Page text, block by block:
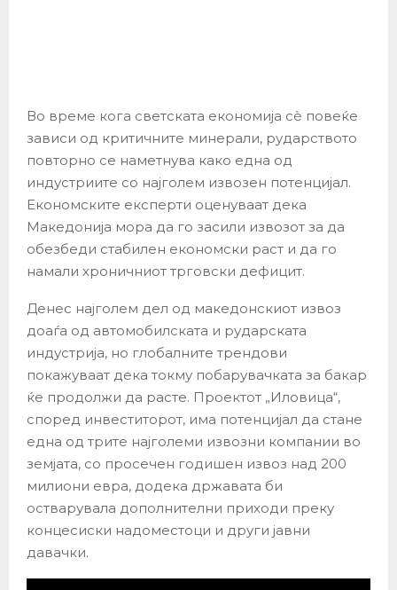
Во време кога светската економија сè повеќе
зависи од критичните минерали, рударството
повторно се наметнува како една од
индустриите со најголем извозен потенцијал.
Економските експерти оценуваат дека
Македонија мора да го засили извозот за да
обезбеди стабилен економски раст и да го
намали хроничниот трговски дефицит.
Денес најголем дел од македонскиот извоз
доаѓа од автомобилската и рударската
индустрија, но глобалните трендови
покажуваат дека токму побарувачката за бакар
ќе продолжи да расте. Проектот „Иловица“,
според инвеститорот, има потенцијал да стане
една од трите најголеми извозни компании во
земјата, со просечен годишен извоз над 200
милиони евра, додека државата би
остварувала дополнителни приходи преку
концесиски надоместоци и други јавни
давачки.